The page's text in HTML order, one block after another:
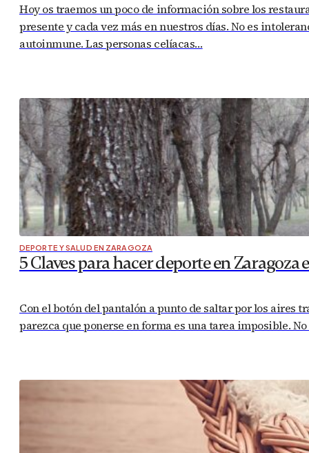
Hoy os traemos un poco de información sobre los
presente y cada vez más en nuestros días. No es
autoinmune. Las personas celíacas…
DEPORTE Y SALUD EN ZARAGOZA
5 Claves para hacer deporte en
Con el botón del pantalón a punto de saltar por los aires
parezca que ponerse en forma es una tarea imposible.